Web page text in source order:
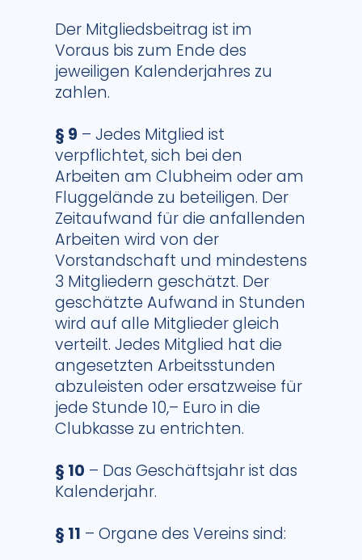
Der Mitgliedsbeitrag ist im
Voraus bis zum Ende des
jeweiligen Kalenderjahres zu
zahlen.
§ 9 – Jedes Mitglied ist
verpflichtet, sich bei den
Arbeiten am Clubheim oder am
Fluggelände zu beteiligen. Der
Zeitaufwand für die anfallenden
Arbeiten wird von der
Vorstandschaft und mindestens
3 Mitgliedern geschätzt. Der
geschätzte Aufwand in Stunden
wird auf alle Mitglieder gleich
verteilt. Jedes Mitglied hat die
angesetzten Arbeitsstunden
abzuleisten oder ersatzweise für
jede Stunde 10,– Euro in die
Clubkasse zu entrichten.
§ 10 – Das Geschäftsjahr ist das
Kalenderjahr.
§ 11 – Organe des Vereins sind: